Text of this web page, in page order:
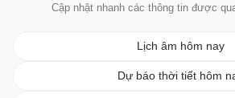
Cập nhật nhanh các thông tin được
Lịch âm hôm nay
Dự báo thời tiết hôm